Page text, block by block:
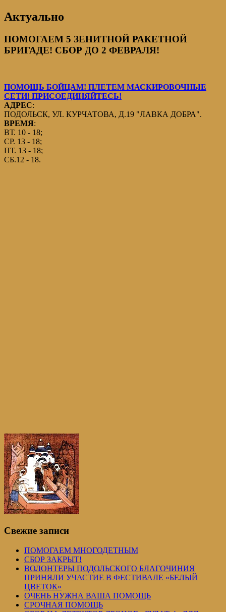
Актуально
ПОМОГАЕМ 5 ЗЕНИТНОЙ РАКЕТНОЙ
БРИГАДЕ! СБОР ДО 2 ФЕВРАЛЯ!
ПОМОЩЬ БОЙЦАМ! ПЛЕТЕМ МАСКИРОВОЧНЫЕ
СЕТИ! ПРИСОЕДИНЯЙТЕСЬ!
АДРЕС:
ПОДОЛЬСК, УЛ. КУРЧАТОВА, Д.19 "ЛАВКА ДОБРА".
ВРЕМЯ:
ВТ. 10 - 18;
СР. 13 - 18;
ПТ. 13 - 18;
СБ.12 - 18.
Свежие записи
ПОМОГАЕМ МНОГОДЕТНЫМ
СБОР ЗАКРЫТ!
ВОЛОНТЕРЫ ПОДОЛЬСКОГО БЛАГОЧИНИЯ
ПРИНЯЛИ УЧАСТИЕ В ФЕСТИВАЛЕ «БЕЛЫЙ
ЦВЕТОК»
ОЧЕНЬ НУЖНА ВАША ПОМОЩЬ
СРОЧНАЯ ПОМОЩЬ